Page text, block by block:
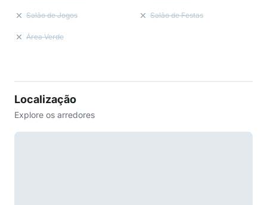
Salão de Jogos Salão de Festas
Área Verde
Localização
Explore os arredores